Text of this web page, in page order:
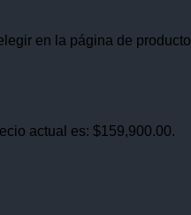
en la página de producto
actual es: $159,900.00.